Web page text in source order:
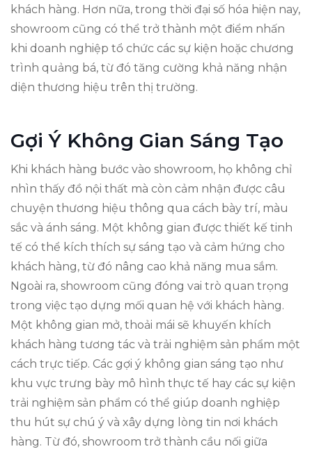
khách hàng. Hơn nữa, trong thời đại số hóa hiện nay,
showroom cũng có thể trở thành một điểm nhấn
khi doanh nghiệp tổ chức các sự kiện hoặc chương
trình quảng bá, từ đó tăng cường khả năng nhận
diện thương hiệu trên thị trường.
Gợi Ý Không Gian Sáng Tạo
Khi khách hàng bước vào showroom, họ không chỉ
nhìn thấy đồ nội thất mà còn cảm nhận được câu
chuyện thương hiệu thông qua cách bày trí, màu
sắc và ánh sáng. Một không gian được thiết kế tinh
tế có thể kích thích sự sáng tạo và cảm hứng cho
khách hàng, từ đó nâng cao khả năng mua sắm.
Ngoài ra, showroom cũng đóng vai trò quan trọng
trong việc tạo dựng mối quan hệ với khách hàng.
Một không gian mở, thoải mái sẽ khuyến khích
khách hàng tương tác và trải nghiệm sản phẩm một
cách trực tiếp. Các gợi ý không gian sáng tạo như
khu vực trưng bày mô hình thực tế hay các sự kiện
trải nghiệm sản phẩm có thể giúp doanh nghiệp
thu hút sự chú ý và xây dựng lòng tin nơi khách
hàng. Từ đó, showroom trở thành cầu nối giữa